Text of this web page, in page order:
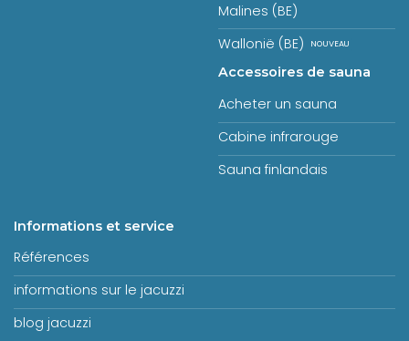
Malines (BE)
Wallonië (BE)
Accessoires de sauna
Acheter un sauna
Cabine infrarouge
Sauna finlandais
Informations et service
Références
informations sur le jacuzzi
blog jacuzzi